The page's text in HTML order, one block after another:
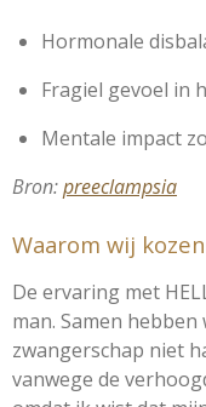
Hormonale
Fragiel gevoel in
Mentale impact
Bron:preeclampsia
Waarom wij
De ervaring met
man. Samen
zwangerschap niet
vanwege de